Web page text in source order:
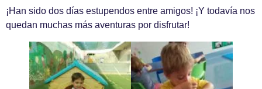
¡Han sido dos días estupendos entre amigos! ¡Y todavía nos
quedan muchas más aventuras por disfrutar!